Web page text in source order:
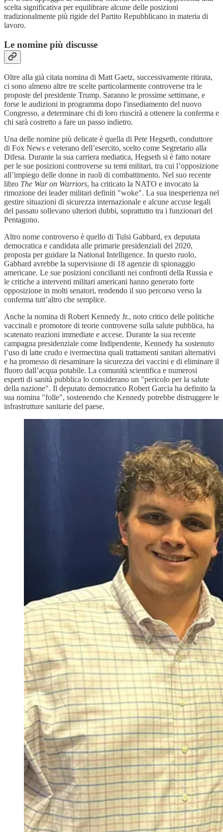
scelta significativa per equilibrare alcune delle posizioni
tradizionalmente più rigide del Partito Repubblicano in materia di
lavoro.
Le nomine più discusse
Oltre alla già citata nomina di Matt Gaetz, successivamente ritirata,
ci sono almeno altre tre scelte particolarmente controverse tra le
proposte del presidente Trump. Saranno le prossime settimane, e
forse le audizioni in programma dopo l'insediamento del nuovo
Congresso, a determinare chi di loro riuscirà a ottenere la conferma e
chi sarà costretto a fare un passo indietro.
Una delle nomine più delicate è quella di Pete Hegseth, conduttore
di Fox News e veterano dell’esercito, scelto come Segretario alla
Difesa. Durante la sua carriera mediatica, Hegseth si è fatto notare
per le sue posizioni controverse su temi militari, tra cui l’opposizione
all’impiego delle donne in ruoli di combattimento. Nel suo recente
libro The War on Warriors, ha criticato la NATO e invocato la
rimozione dei leader militari definiti "woke". La sua inesperienza nel
gestire situazioni di sicurezza internazionale e alcune accuse legali
del passato sollevano ulteriori dubbi, soprattutto tra i funzionari del
Pentagono.
Altro nome controverso è quello di Tulsi Gabbard, ex deputata
democratica e candidata alle primarie presidenziali del 2020,
proposta per guidare la National Intelligence. In questo ruolo,
Gabbard avrebbe la supervisione di 18 agenzie di spionaggio
americane. Le sue posizioni concilianti nei confronti della Russia e
le critiche a interventi militari americani hanno generato forte
opposizione in molti senatori, rendendo il suo percorso verso la
conferma tutt’altro che semplice.
Anche la nomina di Robert Kennedy Jr., noto critico delle politiche
vaccinali e promotore di teorie controverse sulla salute pubblica, ha
scatenato reazioni immediate e accese. Durante la sua recente
campagna presidenziale come Indipendente, Kennedy ha sostenuto
l’uso di latte crudo e ivermectina quali trattamenti sanitari alternativi
e ha promesso di riesaminare la sicurezza dei vaccini e di eliminare il
fluoro dall’acqua potabile. La comunità scientifica e numerosi
esperti di sanità pubblica lo considerano un "pericolo per la salute
della nazione". Il deputato democratico Robert Garcia ha definito la
sua nomina "folle", sostenendo che Kennedy potrebbe distruggere le
infrastrutture sanitarie del paese.